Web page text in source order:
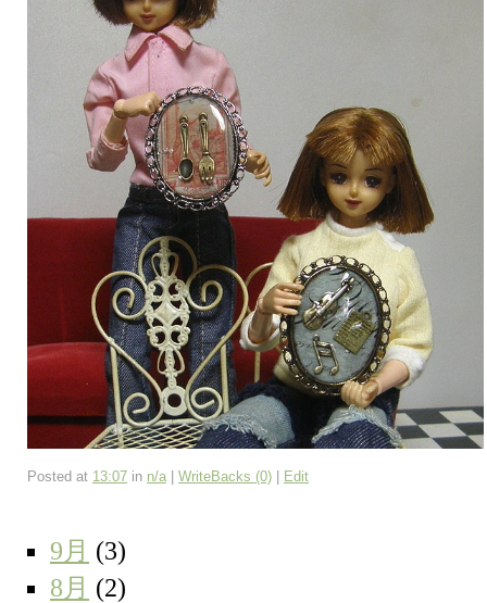
Posted at 13:07 in n/a WriteBacks (0) Edit
9月 (3)
8月 (2)